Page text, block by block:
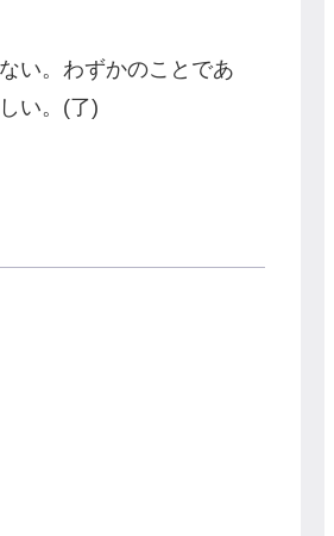
い。わずかのことであ
い。 (了)